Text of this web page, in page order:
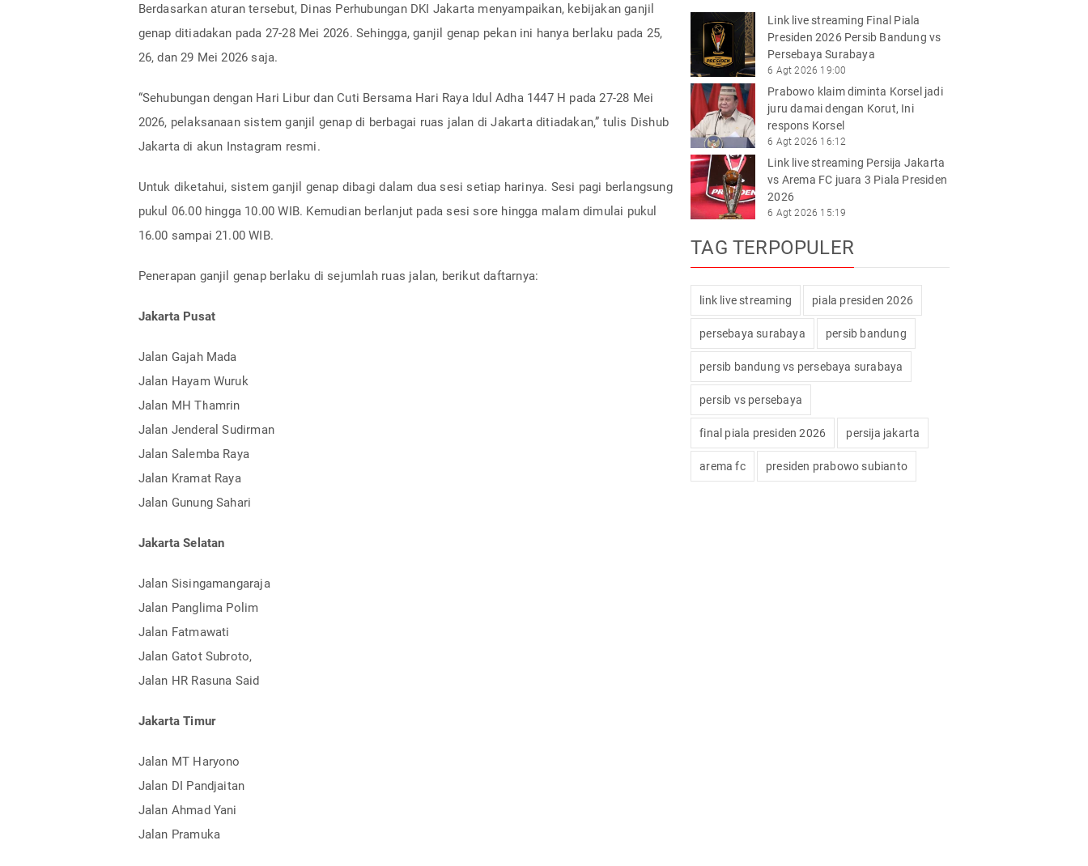
Berdasarkan aturan tersebut, Dinas Perhubungan DKI Jakarta menyampaikan, kebijakan ganjil
genap ditiadakan pada 27-28 Mei 2026. Sehingga, ganjil genap pekan ini hanya berlaku pada 25,
26, dan 29 Mei 2026 saja.
“Sehubungan dengan Hari Libur dan Cuti Bersama Hari Raya Idul Adha 1447 H pada 27-28 Mei
2026, pelaksanaan sistem ganjil genap di berbagai ruas jalan di Jakarta ditiadakan,” tulis Dishub
Jakarta di akun Instagram resmi.
Untuk diketahui, sistem ganjil genap dibagi dalam dua sesi setiap harinya. Sesi pagi berlangsung
pukul 06.00 hingga 10.00 WIB. Kemudian berlanjut pada sesi sore hingga malam dimulai pukul
16.00 sampai 21.00 WIB.
Penerapan ganjil genap berlaku di sejumlah ruas jalan, berikut daftarnya:
Jakarta Pusat
Jalan Gajah Mada
Jalan Hayam Wuruk
Jalan MH Thamrin
Jalan Jenderal Sudirman
Jalan Salemba Raya
Jalan Kramat Raya
Jalan Gunung Sahari
Jakarta Selatan
Jalan Sisingamangaraja
Jalan Panglima Polim
Jalan Fatmawati
Jalan Gatot Subroto,
Jalan HR Rasuna Said
Jakarta Timur
Jalan MT Haryono
Jalan DI Pandjaitan
Jalan Ahmad Yani
Jalan Pramuka
Link live streaming Final Piala
Presiden 2026 Persib Bandung vs
Persebaya Surabaya
6 Agt 2026 19:00
Prabowo klaim diminta Korsel jadi
juru damai dengan Korut, Ini
respons Korsel
6 Agt 2026 16:12
Link live streaming Persija Jakarta
vs Arema FC juara 3 Piala Presiden
2026
6 Agt 2026 15:19
TAG TERPOPULER
link live streaming piala presiden 2026
persebaya surabaya persib bandung
persib bandung vs persebaya surabaya
persib vs persebaya
final piala presiden 2026 persija jakarta
arema fc presiden prabowo subianto